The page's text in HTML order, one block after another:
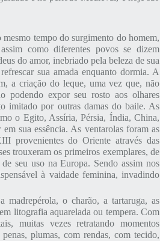
tempo do surgimento do homem,
como diferentes povos se dizem
do amor, inebriado pela beleza de sua
sua amada enquanto dormia. A
a criação do leque, uma vez que, não
podendo expor seu rosto aos olhares
imitado por outras damas do baile. As
o Egito, Assíria, Pérsia, Índia, China,
sua essência. As ventarolas foram as
provenientes do Oriente através das
trouxeram os primeiros exemplares, de
seu uso na Europa. Sendo assim nos
à vaidade feminina, invadindo
madrepérola, o charão, a tartaruga, as
litografia aquarelada ou tempera. Com
muitas vezes retratando momentos
plumas, com rendas, com tecido,